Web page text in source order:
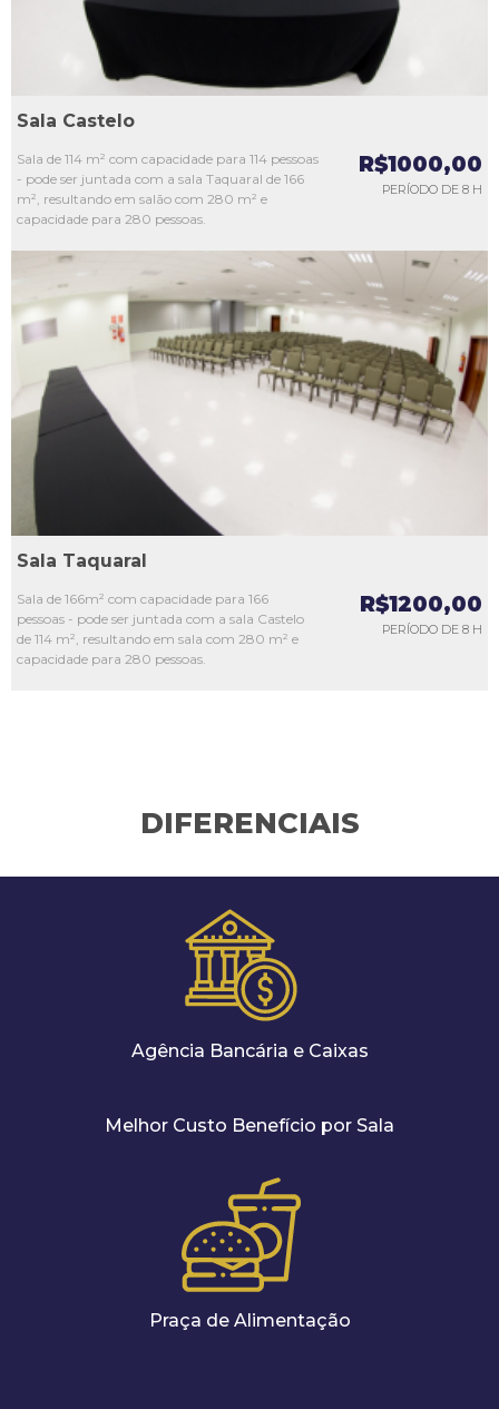
Sala Castelo
Sala de 114 m² com capacidade para 114 pessoas
- pode ser juntada com a sala Taquaral de 166
m², resultando em salão com 280 m² e
capacidade para 280 pessoas.
R$1000,00
PERÍODO DE 8 H
L3
L4
Sala Taquaral
Sala de 166m² com capacidade para 166
pessoas - pode ser juntada com a sala Castelo
de 114 m², resultando em sala com 280 m² e
capacidade para 280 pessoas.
R$1200,00
PERÍODO DE 8 H
DIFERENCIAIS
Agência Bancária e Caixas
Melhor Custo Benefício por Sala
Praça de Alimentação